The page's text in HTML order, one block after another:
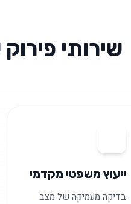
שירותי
ייעוץ משפטי מקדמי
בדיקה מעמיקה של מצב